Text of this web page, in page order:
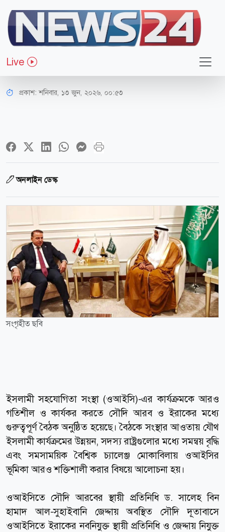
Live
ধর্ম-জীবন
ওআইসির কার্যক্রম গতিশীল করতে
আরব-ইরাক বৈঠক
প্রকাশ:শনিবার, ১৩ জুন, ২০২৬, ০০:৫৩
অনলাইন ডেস্ক
সংগৃহীত ছবি
ইসলামী সহযোগিতা সংস্থা (ওআইসি)-এর কার্যক্রমকে আরও
গতিশীল ও কার্যকর করতে সৌদি আরব ও ইরাকের মধ্যে
গুরুত্বপূর্ণ বৈঠক অনুষ্ঠিত হয়েছে। বৈঠকে সংস্থার আওতায় যৌথ
ইসলামী কার্যক্রমের উন্নয়ন, সদস্য রাষ্ট্রগুলোর মধ্যে সমন্বয় বৃদ্ধি
এবং সমসাময়িক বৈশ্বিক চ্যালেঞ্জ মোকাবিলায় ওআইসির
ভূমিকা আরও শক্তিশালী করার বিষয়ে আলোচনা হয়।
ওআইসিতে সৌদি আরবের স্থায়ী প্রতিনিধি ড. সালেহ বিন
হামাদ আল-সুহাইবানি জেদ্দায় অবস্থিত সৌদি দূতাবাসে
ওআইসিতে ইরাকের নবনিযুক্ত স্থায়ী প্রতিনিধি ও জেদ্দায় নিযুক্ত